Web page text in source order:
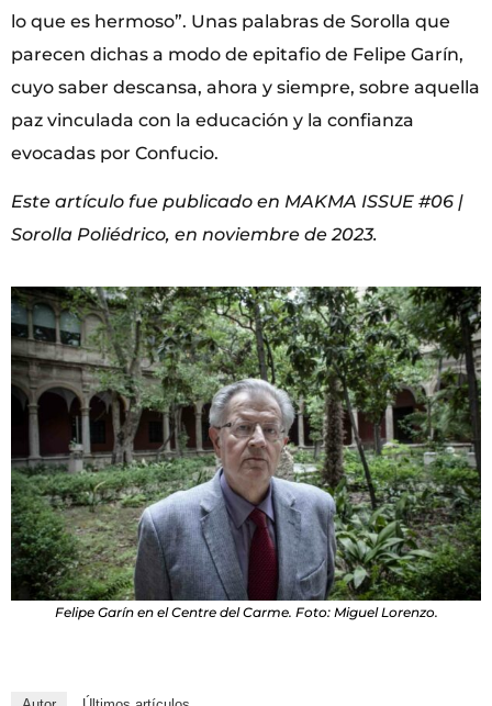
lo que es hermoso”. Unas palabras de Sorolla que
parecen dichas a modo de epitafio de Felipe Garín,
cuyo saber descansa, ahora y siempre, sobre aquella
paz vinculada con la educación y la confianza
evocadas por Confucio.
Este artículo fue publicado en MAKMA ISSUE #06 |
Sorolla Poliédrico, en noviembre de 2023.
Felipe Garín en el Centre del Carme. Foto: Miguel Lorenzo.